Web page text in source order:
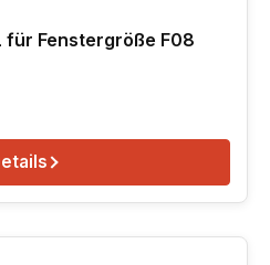
für Fenstergröße F08